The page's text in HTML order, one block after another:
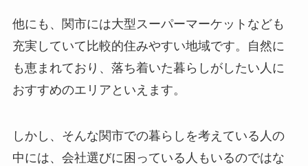
他にも、関市には大型スーパーマーケットなども
充実していて比較的住みやすい地域です。自然に
も恵まれており、落ち着いた暮らしがしたい人に
おすすめのエリアといえます。
しかし、そんな関市での暮らしを考えている人の
中には、会社選びに困っている人もいるのではな